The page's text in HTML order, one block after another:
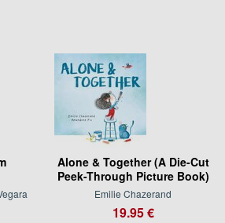
Alone & Together (A Die-Cut
Peek-Through Picture Book)
Emilie Chazerand
19.95 €